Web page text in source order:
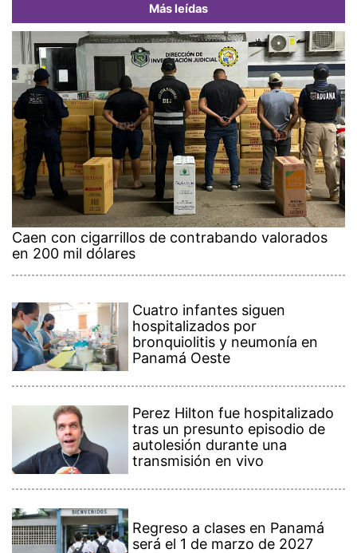
Más leídas
Caen con cigarrillos de contrabando valorados
en 200 mil dólares
Cuatro infantes siguen
hospitalizados por
bronquiolitis y neumonía en
Panamá Oeste
Perez Hilton fue hospitalizado
tras un presunto episodio de
autolesión durante una
transmisión en vivo
Regreso a clases en Panamá
será el 1 de marzo de 2027